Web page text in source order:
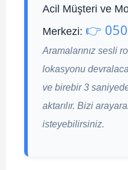
Acil Müşteri ve
Merkezi: 👉
Aramalarınız sesli
lokasyonu
ve birebir 3
aktarılır. Bizi
isteyebilirsiniz.